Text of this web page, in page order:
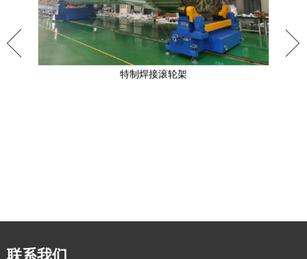
特制焊接滚轮架
联系我们